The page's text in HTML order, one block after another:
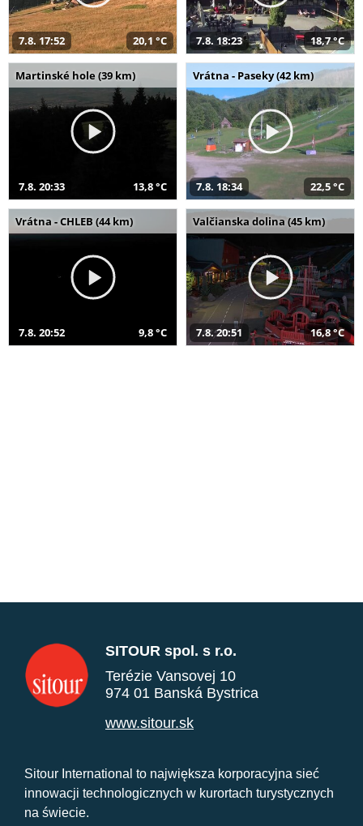
7.8. 17:52 20,1 °C 7.8. 18:23 18,7 °C
Martinské hole (39 km)
7.8. 20:33 13,8 °C
Vrátna - Paseky (42 km)
7.8. 18:34 22,5 °C
Vrátna - CHLEB (44 km)
7.8. 20:52 9,8 °C
Valčianska dolina (45 km)
7.8. 20:51 16,8 °C
SITOUR spol. s r.o.
Terézie Vansovej 10
974 01 Banská Bystrica
www.sitour.sk
Sitour International to największa korporacyjna sieć
innowacji technologicznych w kurortach turystycznych
na świecie.